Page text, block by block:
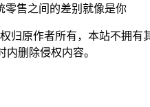
零售之间的差别就像是你
归原作者所有，本站不拥
内删除侵权内容。